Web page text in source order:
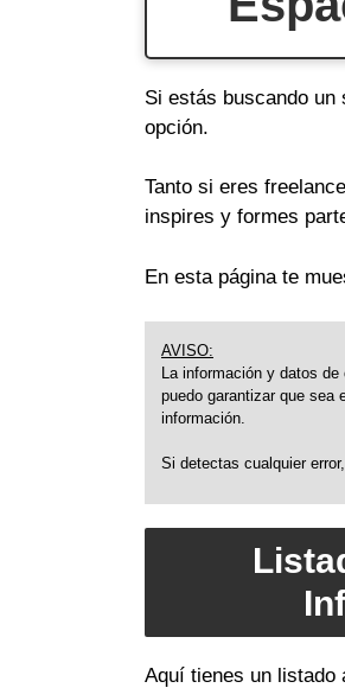
Si estás buscando un
opción.
Tanto si eres
inspires y formes
En esta página te
AVISO:
La información y datos
puedo garantizar que sea
información.
Si detectas cualquier
Aquí tienes un listado